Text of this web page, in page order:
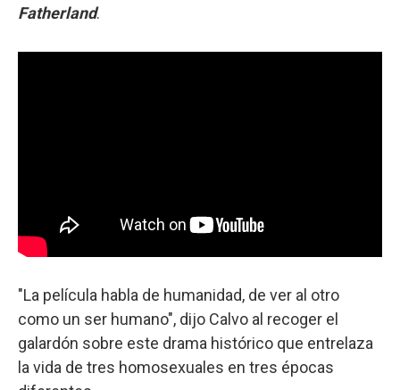
Fatherland.
"La película habla de humanidad, de ver al otro
como un ser humano", dijo Calvo al recoger el
galardón sobre este drama histórico que entrelaza
la vida de tres homosexuales en tres épocas